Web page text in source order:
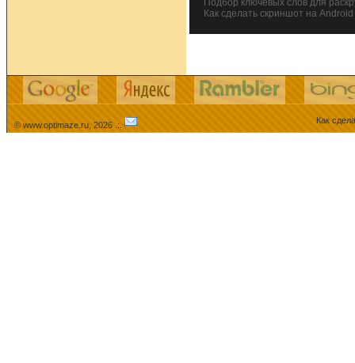
Подбор ключевых слов для
Как сделать скриншот на
© www.optimaze.ru, 2026 .:. Как